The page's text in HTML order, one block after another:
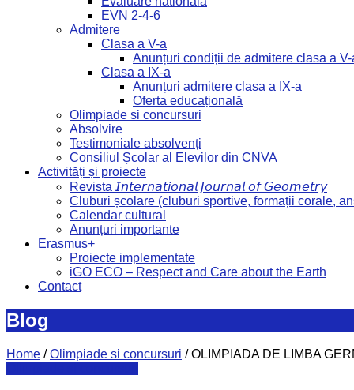
EVN 2-4-6
Admitere
Clasa a V-a
Anunțuri condiții de admitere clasa a V-
Clasa a IX-a
Anunțuri admitere clasa a IX-a
Oferta educațională
Olimpiade si concursuri
Absolvire
Testimoniale absolvenți
Consiliul Școlar al Elevilor din CNVA
Activități și proiecte
Revista 𝘐𝘯𝘵𝘦𝘳𝘯𝘢𝘵𝘪𝘰𝘯𝘢𝘭 𝘑𝘰𝘶𝘳𝘯𝘢𝘭 𝘰𝘧 𝘎𝘦𝘰𝘮𝘦𝘵𝘳𝘺
Cluburi școlare (cluburi sportive, formații corale,
Calendar cultural
Anunțuri importante
Erasmus+
Proiecte implementate
iGO ECO – Respect and Care about the Earth
Contact
Blog
Home /Olimpiade si concursuri /OLIMPIADA DE LIMBA